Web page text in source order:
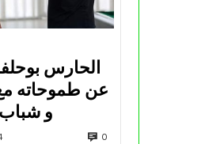
الحارس
عن طموحاته
و
0